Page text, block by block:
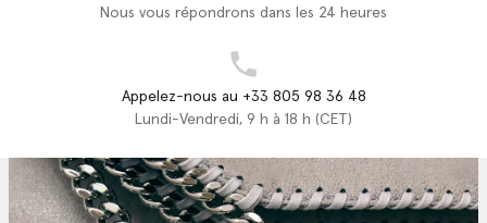
Nous vous répondrons dans les 24 heures
Appelez-nous au +33 805 98 36 48
Lundi-Vendredi, 9 h à 18 h (CET)